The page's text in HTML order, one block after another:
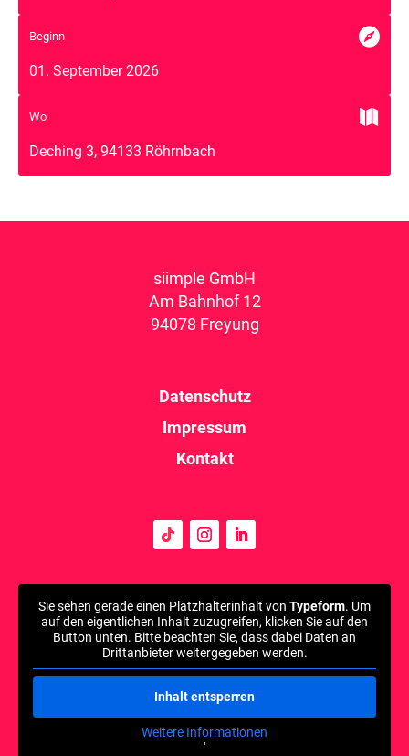
Beginn 
01. September 2026
Wo 
Deching 3, 94133 Röhrnbach
siimple GmbH
Am Bahnhof 12
94078 Freyung
Datenschutz
Impressum
Kontakt
Sie sehen gerade einen Platzhalterinhalt von Typeform. Um
auf den eigentlichen Inhalt zuzugreifen, klicken Sie auf den
Button unten. Bitte beachten Sie, dass dabei Daten an
Drittanbieter weitergegeben werden.
Inhalt entsperren
Weitere Informationen
'